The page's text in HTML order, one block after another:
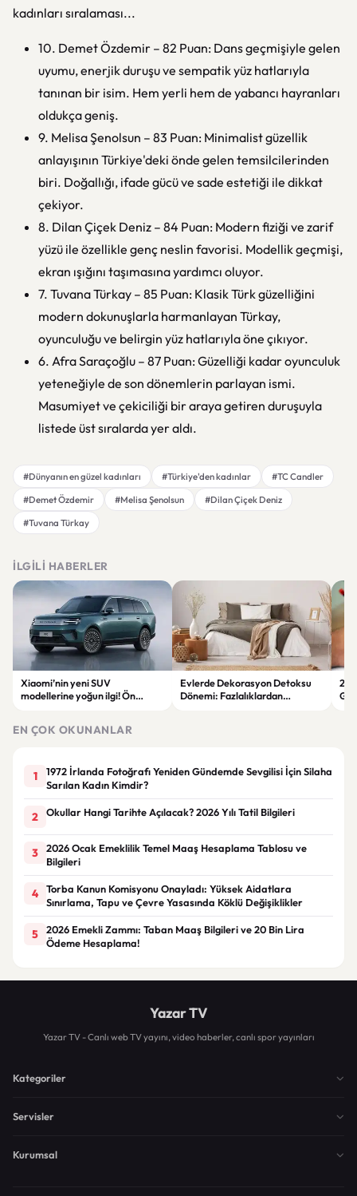
kadınları sıralaması...
10. Demet Özdemir – 82 Puan: Dans geçmişiyle gelen
uyumu, enerjik duruşu ve sempatik yüz hatlarıyla
tanınan bir isim. Hem yerli hem de yabancı hayranları
oldukça geniş.
9. Melisa Şenolsun – 83 Puan: Minimalist güzellik
anlayışının Türkiye'deki önde gelen temsilcilerinden
biri. Doğallığı, ifade gücü ve sade estetiği ile dikkat
çekiyor.
8. Dilan Çiçek Deniz – 84 Puan: Modern fiziği ve zarif
yüzü ile özellikle genç neslin favorisi. Modellik geçmişi,
ekran ışığını taşımasına yardımcı oluyor.
7. Tuvana Türkay – 85 Puan: Klasik Türk güzelliğini
modern dokunuşlarla harmanlayan Türkay,
oyunculuğu ve belirgin yüz hatlarıyla öne çıkıyor.
6. Afra Saraçoğlu – 87 Puan: Güzelliği kadar oyunculuk
yeteneğiyle de son dönemlerin parlayan ismi.
Masumiyet ve çekiciliği bir araya getiren duruşuyla
listede üst sıralarda yer aldı.
#Dünyanın en güzel kadınları #Türkiye'den kadınlar
#TC Candler
#Demet Özdemir
#Melisa Şenolsun
#Dilan Çiçek Deniz
#Tuvana Türkay
İLGILI HABERLER
Xiaomi’nin yeni SUV
modellerine yoğun ilgi! Ön
Evlerde Dekorasyon Detoksu
Dönemi: Fazlalıklardan
EN ÇOK OKUNANLAR
1
1972 İrlanda Fotoğrafı Yeniden Gündemde Sevgilisi İçin Silaha
Sarılan Kadın Kimdir?
2 Okullar Hangi Tarihte Açılacak? 2026 Yılı Tatil Bilgileri
3
2026 Ocak Emeklilik Temel Maaş Hesaplama Tablosu ve
Bilgileri
4
Torba Kanun Komisyonu Onayladı: Yüksek Aidatlara
Sınırlama, Tapu ve Çevre Yasasında Köklü Değişiklikler
5
2026 Emekli Zammı: Taban Maaş Bilgileri ve 20 Bin Lira
Ödeme Hesaplama!
Yazar TV
Yazar TV - Canlı web TV yayını, video haberler, canlı spor yayınları
Kategoriler
Servisler
Kurumsal